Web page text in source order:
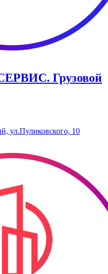
Грузовой
ул.Пуликовского, 10